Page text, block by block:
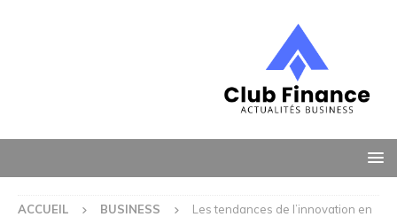
ACCUEIL BUSINESS
Les tendances de l’innovation en